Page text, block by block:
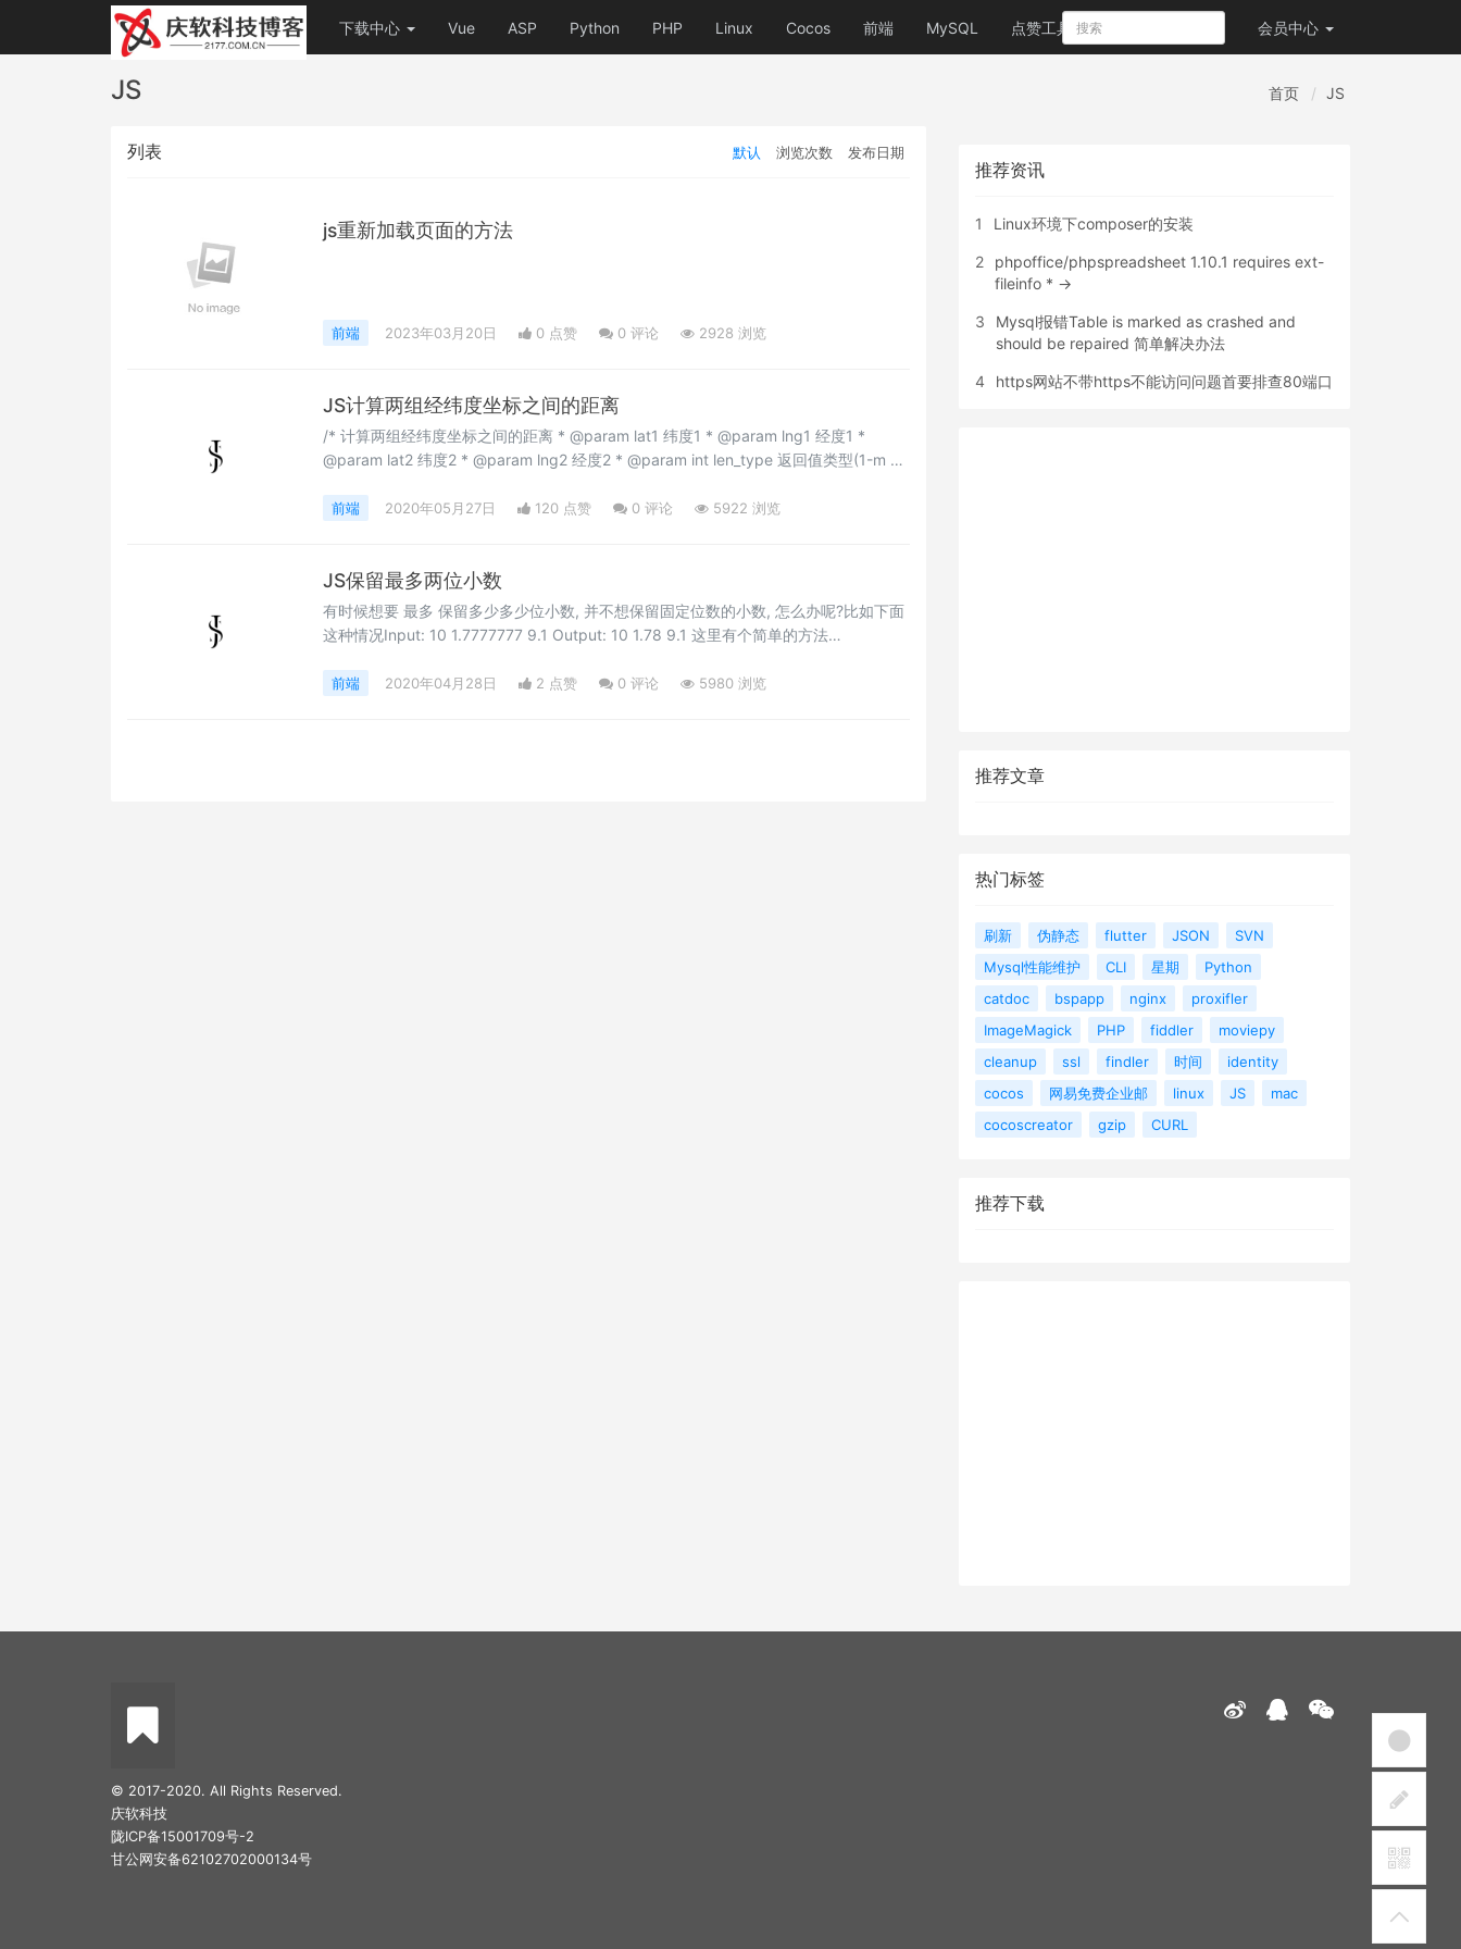
下载中心 Vue ASP Python PHP Linux Cocos 前端 MySQL 点赞工具 会员中心
JS 首页 JS
列表 默认 浏览次数 发布日期
js重新加载页面的方法
前端 2023年03月20日 0 点赞 0 评论 2928 浏览
JS计算两组经纬度坐标之间的距离
/* 计算两组经纬度坐标之间的距离 * @param lat1 纬度1 * @param lng1 经度1 *
@param lat2 纬度2 * @param lng2 经度2 * @param int len_type 返回值类型(1-m 2-
前端 2020年05月27日 120 点赞 0 评论 5922 浏览
JS保留最多两位小数
有时候想要 最多 保留多少多少位小数, 并不想保留固定位数的小数, 怎么办呢?比如下面
这种情况Input: 10 1.7777777 9.1 Output: 10 1.78 9.1 这里有个简单的方法
以100, 相当于取到小数点后两位的四舍五入近似数. 再
前端 2020年04月28日 2 点赞 0 评论 5980 浏览
推荐资讯
1 Linux环境下composer的安装
2
phpoffice/phpspreadsheet 1.10.1 requires ext-
fileinfo * ->
3
Mysql报错Table is marked as crashed and
should be repaired 简单解决办法
4 https网站不带https不能访问问题首要排查80端口
推荐文章
热门标签
刷新 伪静态 flutter JSON
SVN
Mysql性能维护
CLI 星期
Python
catdoc
bspapp nginx
proxifler
ImageMagick
PHP fiddler
moviepy
cleanup
ssl findler 时间
identity
cocos
网易免费企业邮 linux JS
mac
cocoscreator
gzip CURL
推荐下载
© 2017-2020. All Rights Reserved.
庆软科技
陇ICP备15001709号-2
甘公网安备62102702000134号